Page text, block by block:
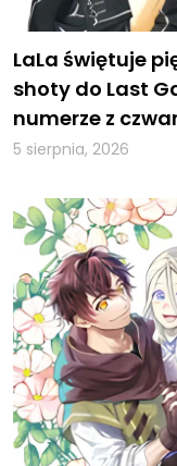
LaLa świętuje
shoty do Last
numerze z
5 sierpnia, 2026